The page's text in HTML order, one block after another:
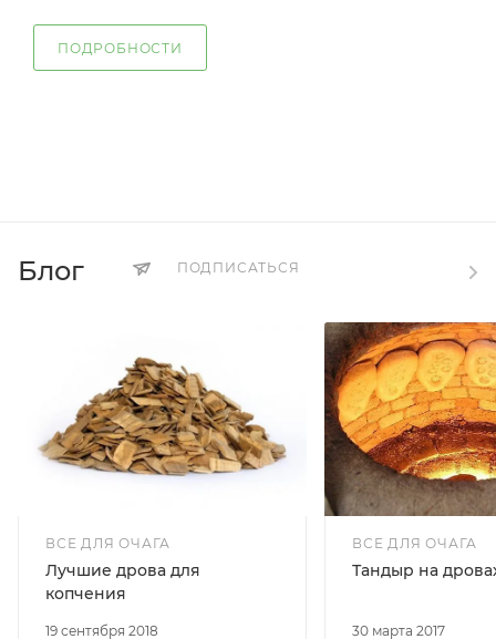
ПОДРОБНОСТИ
Блог ПОДПИСАТЬСЯ
ВСЕ ДЛЯ ОЧАГА
19 сентября 2018
Лучшие дрова для
копчения
ВСЕ ДЛЯ ОЧАГА
30 марта 2017
Тандыр на